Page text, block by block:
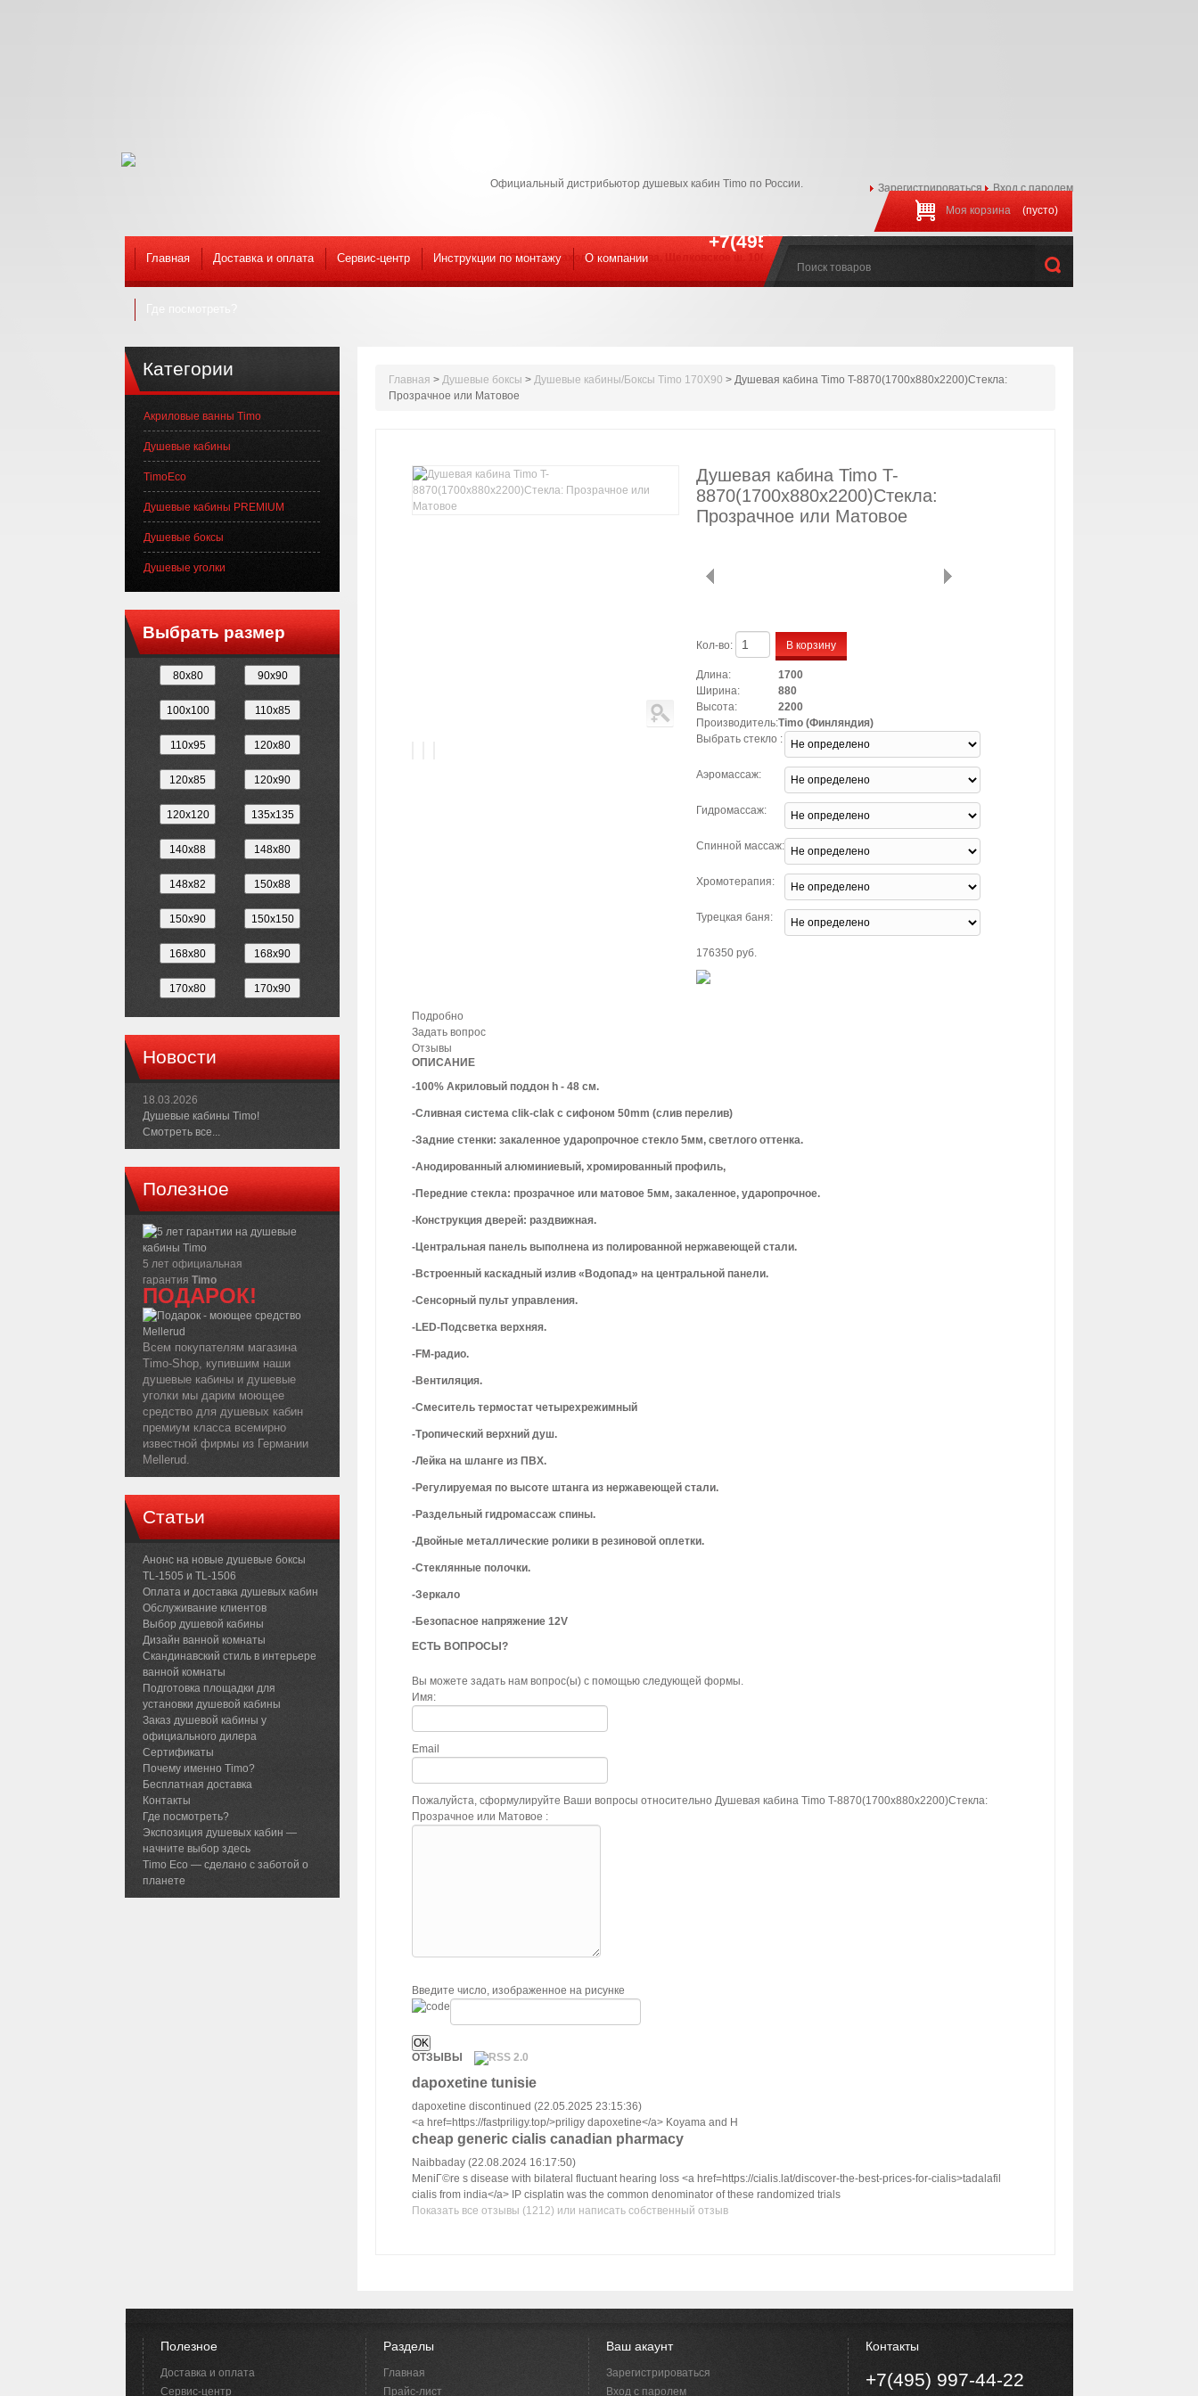
Зарегистрироваться Вход с паролем
Официальный дистрибьютор душевых кабин Timo по России.
Моя корзина (пусто)
+7(495) 997-44-22
Наш ШОУ-РУМ! находится : Москва, Щелковское ш. 100к1 С 09:00 до 20:00
Главная Доставка и оплата Сервис-центр Инструкции по монтажу O компании
Главная > Душевые боксы > Душевые кабины/Боксы Timo 170X90 > Душевая кабина Timo T-8870(1700х880х2200)Стекла:
Прозрачное или Матовое
Душевая кабина Timo T-
8870(1700х880х2200)Стекла:
Прозрачное или Матовое
Кол-во: В корзину
Длина:
1700
Ширина:
880
Высота:
2200
Производитель:Timo (Финляндия)
Выбрать стекло :
Аэромассаж:
Гидромассаж:
Спинной массаж:
Хромотерапия:
Турецкая баня:
176350 руб.
Подробно
Задать вопрос
Отзывы
ОПИСАНИЕ
-100% Акриловый поддон h - 48 см.
-Сливная система clik-clak с сифоном 50mm (слив перелив)
-Задние стенки: закаленное ударопрочное стекло 5мм, светлого оттенка.
-Анодированный алюминиевый, хромированный профиль,
-Передние стекла: прозрачное или матовое 5мм, закаленное, ударопрочное.
-Конструкция дверей: раздвижная.
-Центральная панель выполнена из полированной нержавеющей стали.
-Встроенный каскадный излив «Водопад» на центральной панели.
-Сенсорный пульт управления.
-LED-Подсветка верхняя.
-FM-радио.
-Вентиляция.
-Смеситель термостат четырехрежимный
-Тропический верхний душ.
-Лейка на шланге из ПВХ.
-Регулируемая по высоте штанга из нержавеющей стали.
-Раздельный гидромассаж спины.
-Двойные металлические ролики в резиновой оплетки.
-Стеклянные полочки.
-Зеркало
-Безопасное напряжение 12V
ЕСТЬ ВОПРОСЫ?
Вы можете задать нам вопрос(ы) с помощью следующей формы.
Имя:
Email
Пожалуйста, сформулируйте Ваши вопросы относительно Душевая кабина Timo T-8870(1700х880х2200)Стекла:
Прозрачное или Матовое :
Введите число, изображенное на рисунке
ОТЗЫВЫ
dapoxetine tunisie
dapoxetine discontinued (22.05.2025 23:15:36)
<a href=https://fastpriligy.top/>priligy dapoxetine</a> Koyama and H
cheap generic cialis canadian pharmacy
Naibbaday (22.08.2024 16:17:50)
MeniГ©re s disease with bilateral fluctuant hearing loss <a href=https://cialis.lat/discover-the-best-prices-for-cialis>tadalafil
cialis from india</a> IP cisplatin was the common denominator of these randomized trials
Показать все отзывы (1212) или написать собственный отзыв
Категории
Акриловые ванны Timo
Душевые кабины
TimoEco
Душевые кабины PREMIUM
Душевые боксы
Душевые уголки
Выбрать размер
Новости
18.03.2026
Душевые кабины Timo!
Смотреть все...
Полезное
5 лет официальная
гарантия Timo
ПОДАРОК!
Всем покупателям магазина
Timo-Shop, купившим наши
душевые кабины и душевые
уголки мы дарим моющее
средство для душевых кабин
премиум класса всемирно
известной фирмы из Германии
Mellerud.
Статьи
Анонс на новые душевые боксы
TL-1505 и TL-1506
Оплата и доставка душевых кабин
Обслуживание клиентов
Выбор душевой кабины
Дизайн ванной комнаты
Скандинавский стиль в интерьере
ванной комнаты
Подготовка площадки для
установки душевой кабины
Заказ душевой кабины у
официального дилера
Сертификаты
Почему именно Timo?
Бесплатная доставка
Контакты
Где посмотреть?
Экспозиция душевых кабин —
начните выбор здесь
Timo Eco — сделано с заботой о
планете
Полезное
Доставка и оплата
Сервис-центр
Разделы
Главная
Прайс-лист
Ваш акаунт
Зарегистрироваться
Вход с паролем
Контакты
+7(495) 997-44-22